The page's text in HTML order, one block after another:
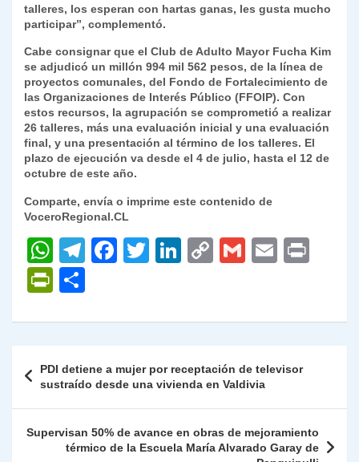
talleres, los esperan con hartas ganas, les gusta mucho
participar”, complementó.
Cabe consignar que el Club de Adulto Mayor Fucha Kim
se adjudicó un millón 994 mil 562 pesos, de la línea de
proyectos comunales, del Fondo de Fortalecimiento de
las Organizaciones de Interés Público (FFOIP). Con
estos recursos, la agrupación se comprometió a realizar
26 talleres, más una evaluación inicial y una evaluación
final, y una presentación al término de los talleres. El
plazo de ejecución va desde el 4 de julio, hasta el 12 de
octubre de este año.
Comparte, envía o imprime este contenido de
VoceroRegional.CL
W
h
at
s
p
p
T
gr
m
F
e
o
o
k
T
er
Li
e
n
C
y
n
k
G
l
E
l
P
nt
Fr
ie
n
dl
m
ar
tir
de
entradas
PDI detiene a mujer por receptación de televisor
sustraído desde una vivienda en Valdivia
Supervisan 50% de avance en obras de mejoramiento
térmico de la Escuela María Alvarado Garay de